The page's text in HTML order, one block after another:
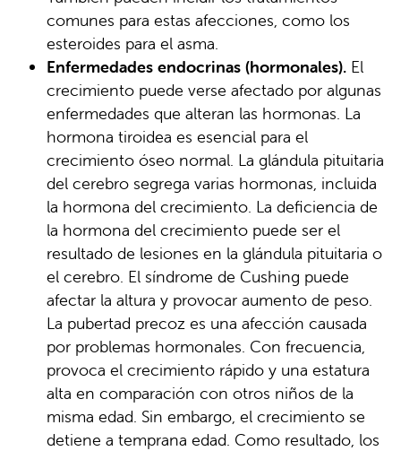
comunes para estas afecciones, como los
esteroides para el asma.
Enfermedades endocrinas (hormonales). El
crecimiento puede verse afectado por algunas
enfermedades que alteran las hormonas. La
hormona tiroidea es esencial para el
crecimiento óseo normal. La glándula pituitaria
del cerebro segrega varias hormonas, incluida
la hormona del crecimiento. La deficiencia de
la hormona del crecimiento puede ser el
resultado de lesiones en la glándula pituitaria o
el cerebro. El síndrome de Cushing puede
afectar la altura y provocar aumento de peso.
La pubertad precoz es una afección causada
por problemas hormonales. Con frecuencia,
provoca el crecimiento rápido y una estatura
alta en comparación con otros niños de la
misma edad. Sin embargo, el crecimiento se
detiene a temprana edad. Como resultado, los